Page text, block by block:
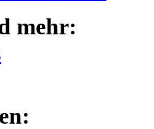
mehr: